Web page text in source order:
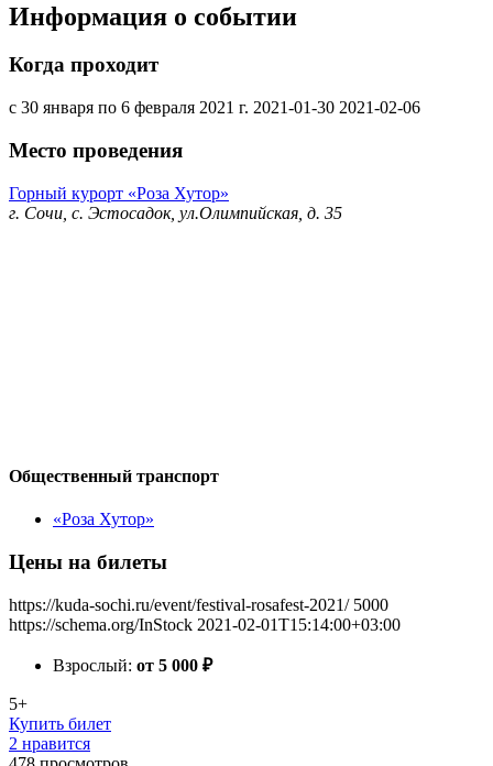
Информация о событии
Когда проходит
с 30 января по 6 февраля 2021 г. 2021-01-30 2021-02-06
Место проведения
Горный курорт «Роза Хутор»
г. Сочи, с. Эстосадок, ул.Олимпийская, д. 35
Общественный транспорт
«Роза Хутор»
Цены на билеты
https://kuda-sochi.ru/event/festival-rosafest-2021/ 5000
https://schema.org/InStock 2021-02-01T15:14:00+03:00
Взрослый: от 5 000 ₽
5+
Купить билет
2 нравится